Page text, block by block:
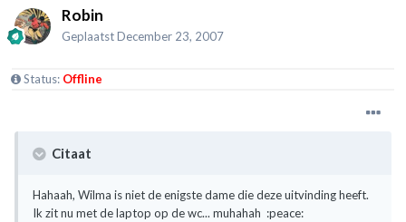
Robin
GeplaatstDecember 23, 2007
Status: Offline
Citaat
Hahaah, Wilma is niet de enigste dame die deze uitvinding heeft.
Ik zit nu met de laptop op de wc... muhahah :peace: